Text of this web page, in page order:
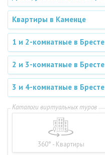
Квартиры в Каменце
1 и 2-комнатные в Бресте
2 и 3-комнатные в Бресте
3 и 4-комнатные в Бресте
360° - Квартиры